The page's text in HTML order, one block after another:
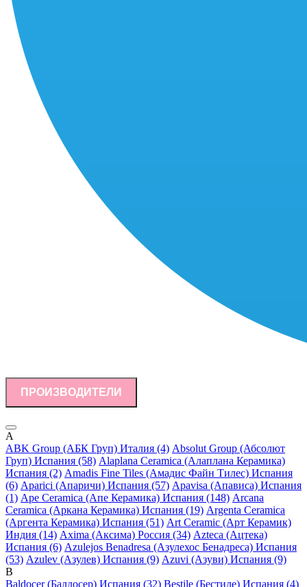
ПРОИЗВОДИТЕЛИ
A
ABK Group (АБК Груп) Италия (4) Absolut Group (Абсолют
Груп) Испания (58) Alaplana Ceramica (Алаплана Керамика)
Испания (2) Amadis Fine Tiles (Амадис Файн Тилес) Испания
(6) Aparici (Апаричи) Испания (57) Apavisa (Апависа) Испания
(1) Ape Ceramica (Апе Керамика) Испания (148) Arcana
Ceramica (Аркана Керамика) Испания (19) Argenta Ceramica
(Аргента Керамика) Испания (51) Art Ceramic (Арт Керамик)
Индия (14) Axima (Аксима) Россия (34) Azteca (Ацтека)
Испания (6) Azulejos Benadresa (Азулехос Бенадреса) Испания
(53) Azulev (Азулев) Испания (9) Azuvi (Азуви) Испания (9)
B
Baldocer (Балдосер) Испания (32) Bestile (Бестиле) Испания (4)